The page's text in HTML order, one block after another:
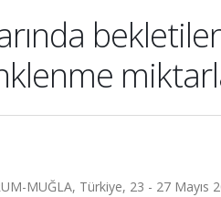
MUĞLA, Türkiye, 23 - 27 Mayıs